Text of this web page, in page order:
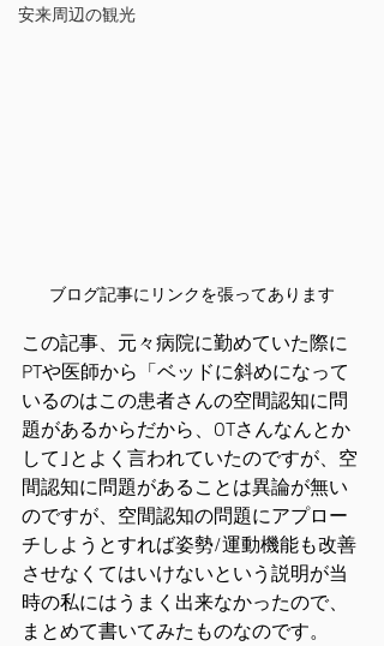
安来周辺の観光
ブログ記事にリンクを張ってあります
この記事、元々病院に勤めていた際に
PTや医師から「ベッドに斜めになって
いるのはこの患者さんの空間認知に問
題があるからだから、OTさんなんとか
して｣とよく言われていたのですが、空
間認知に問題があることは異論が無い
のですが、空間認知の問題にアプロー
チしようとすれば姿勢/運動機能も改善
させなくてはいけないという説明が当
時の私にはうまく出来なかったので、
まとめて書いてみたものなのです。